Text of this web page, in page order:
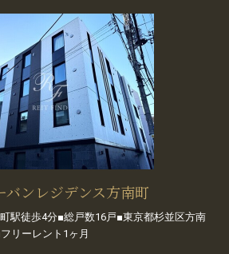
バンレジデンス方南町
駅徒歩4分■総戸数16戸■東京都杉並区方南
リーレント1ヶ月